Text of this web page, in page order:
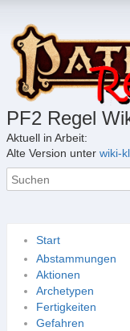
PF2 Regel
Aktuell in Arbeit:
Alte Version unter wiki-
Start
Abstammungen
Aktionen
Archetypen
Fertigkeiten
Gefahren